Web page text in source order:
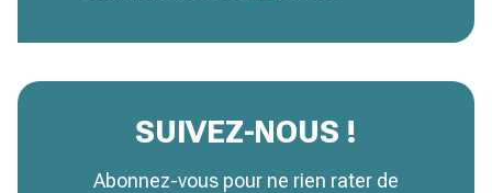
SUIVEZ-NOUS !
Abonnez-vous pour ne rien rater de